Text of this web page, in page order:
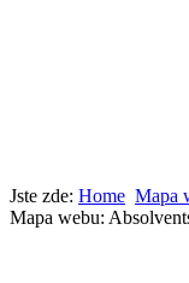
Jste zde: Home Mapa
Mapa webu: